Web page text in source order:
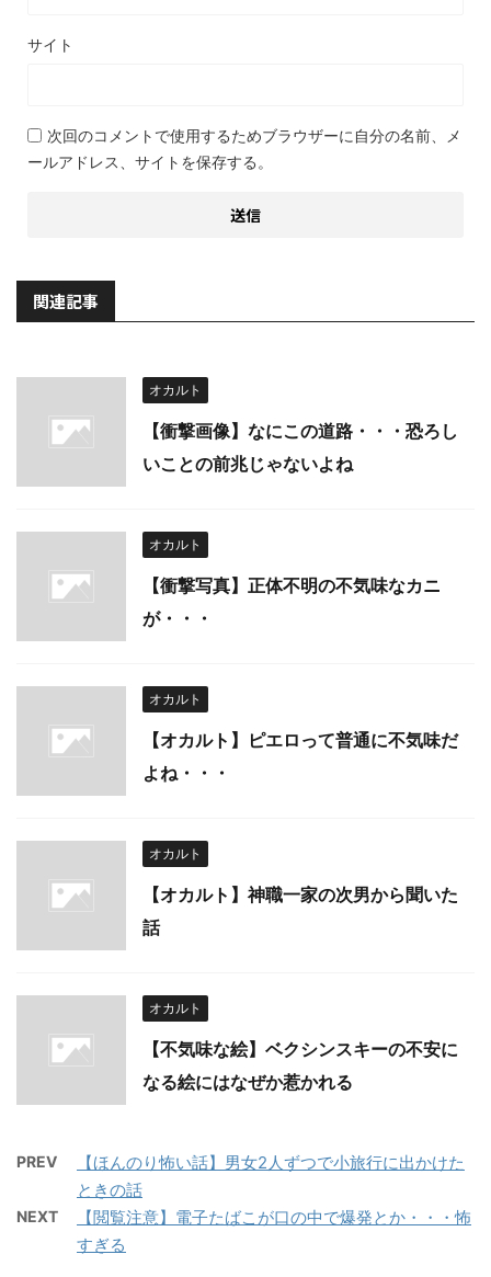
サイト
次回のコメントで使用するためブラウザーに自分の名前、メ
ールアドレス、サイトを保存する。
関連記事
オカルト
【衝撃画像】なにこの道路・・・恐ろし
いことの前兆じゃないよね
オカルト
【衝撃写真】正体不明の不気味なカニ
が・・・
オカルト
【オカルト】ピエロって普通に不気味だ
よね・・・
オカルト
【オカルト】神職一家の次男から聞いた
話
オカルト
【不気味な絵】ベクシンスキーの不安に
なる絵にはなぜか惹かれる
PREV
【ほんのり怖い話】男女2人ずつで小旅行に出かけた
ときの話
NEXT
【閲覧注意】電子たばこが口の中で爆発とか・・・怖
すぎる